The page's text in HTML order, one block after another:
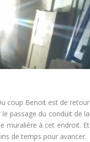
coup Benoit est de retour
passage du conduit de la
muralière à cet endroit. Et
de temps pour avancer.